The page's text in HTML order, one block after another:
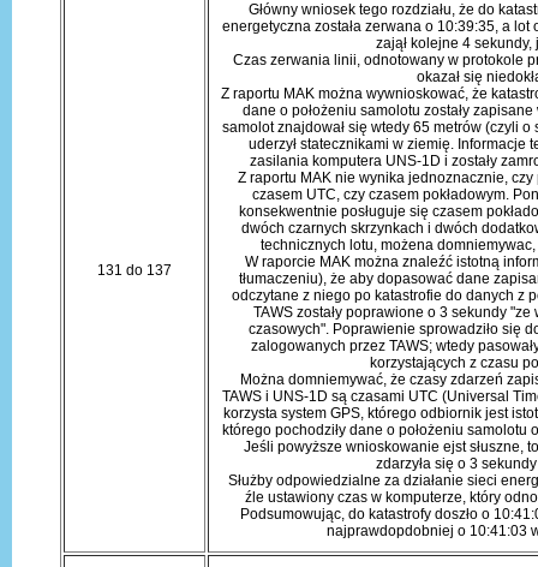
131 do 137
Główny wniosek tego rozdziału, że do
energetyczna została zerwana o 10:39:35, a
zajął kolejne 4 sekundy,
Czas zerwania linii, odnotowany w protokole
okazał się
Z raportu MAK można wywnioskować, że
dane o położeniu samolotu zostały
samolot znajdował się wtedy 65 metrów (czyli
uderzył statecznikami w ziemię. Informacje
zasilania komputera UNS-1D i zostały
Z raportu MAK nie wynika jednoznacznie,
czasem UTC, czy czasem pokładowym.
konsekwentnie posługuje się czasem
dwóch czarnych skrzynkach i dwóch
technicznych lotu, możena
W raporcie MAK można znaleźć istotną
tłumaczeniu), że aby dopasować dane
odczytane z niego po katastrofie do danych z
TAWS zostały poprawione o 3 sekundy
czasowych". Poprawienie sprowadziło się
zalogowanych przez TAWS; wtedy
korzystających z czasu
Można domniemywać, że czasy zdarzeń
TAWS i UNS-1D są czasami UTC (Universal
korzysta system GPS, którego odbiornik jest
którego pochodziły dane o położeniu samolotu
Jeśli powyższe wnioskowanie ejst słuszne,
zdarzyła się o 3
Służby odpowiedzialne za działanie sieci
źle ustawiony czas w komputerze, który
Podsumowując, do katastrofy doszło o
najprawdopdobniej o 10:41:03